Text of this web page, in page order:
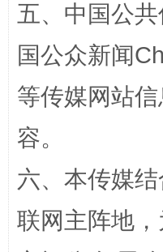
扯下公款旅游的
五、中国公
国公众新闻
等传媒网站
容。
六、本传媒
联网主阵地